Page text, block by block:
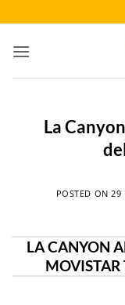
al
contenido
La
POSTED ON 29
LA CANYON
MOVISTAR